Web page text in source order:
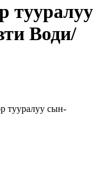
тууралуу
Води/
тууралуу сын-